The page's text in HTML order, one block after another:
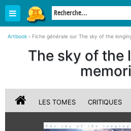
Artbook › Fiche générale sur The sky of the
The sky of the
LES TOMES CRITIQUES